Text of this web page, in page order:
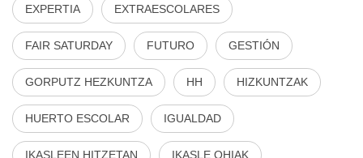
EXPERTIA EXTRAESCOLARES
FAIR SATURDAY FUTURO GESTIÓN
GORPUTZ HEZKUNTZA HH HIZKUNTZAK
HUERTO ESCOLAR IGUALDAD
IKASLEEN HITZETAN IKASLE OHIAK